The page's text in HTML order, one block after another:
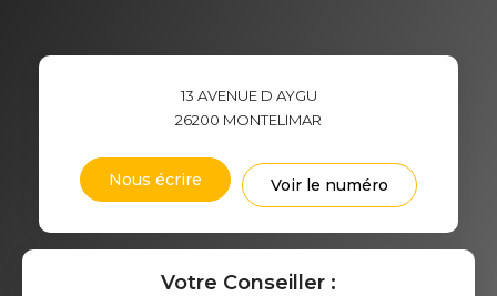
13 AVENUE D AYGU
26200 MONTELIMAR
Nous écrire Voir le numéro
Votre Conseiller :